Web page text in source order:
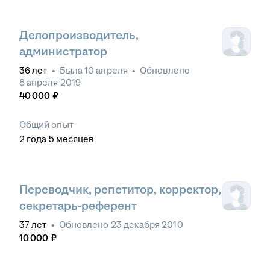
Делопроизводитель,
администратор
36лет • Была10 апреля • Обновлено
8 апреля 2019
40 000 ₽
Общий опыт
2 года 5 месяцев
Переводчик, репетитор, корректор,
секретарь-референт
37лет • Обновлено 23 декабря 2010
10 000 ₽